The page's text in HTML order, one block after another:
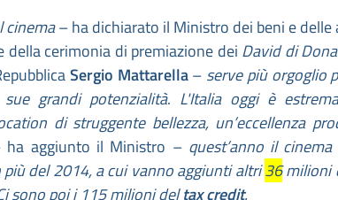
cinema– ha dichiarato il Ministro dei beni e
cerimonia di premiazione dei David di
Sergio Mattarella– serve più orgoglio
grandi potenzialità. L'Italia oggi è
di struggente bellezza, un’eccellenza
ha aggiunto il Ministro – quest’anno il
del 2014, a cui vanno aggiunti altri36milioni
sono poi i 115 milioni deltax credit.